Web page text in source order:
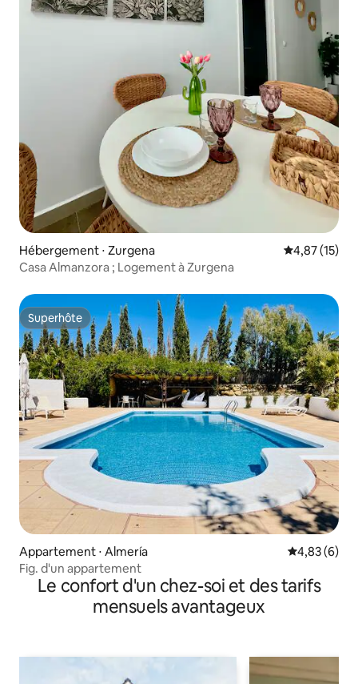
Hébergement ⋅ Zurgena Évaluation
4,87 (15)
Casa Almanzora ; Logement à Zurgena
Superhôte
Superhôte
Appartement ⋅ Almería Évaluation
4,83 (6)
Fig. d'un appartement
Le confort d'un chez-soi et des tarifs
mensuels avantageux